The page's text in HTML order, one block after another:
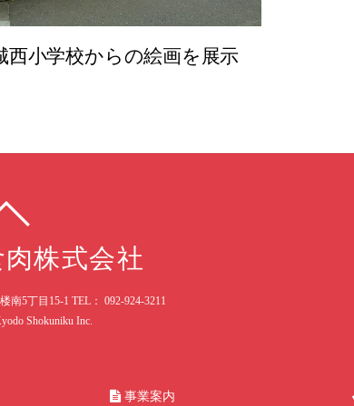
西小学校からの絵画を展示
株式会社
南5丁目15-1 TEL： 092-924-3211
Shokuniku Inc.
事業案内